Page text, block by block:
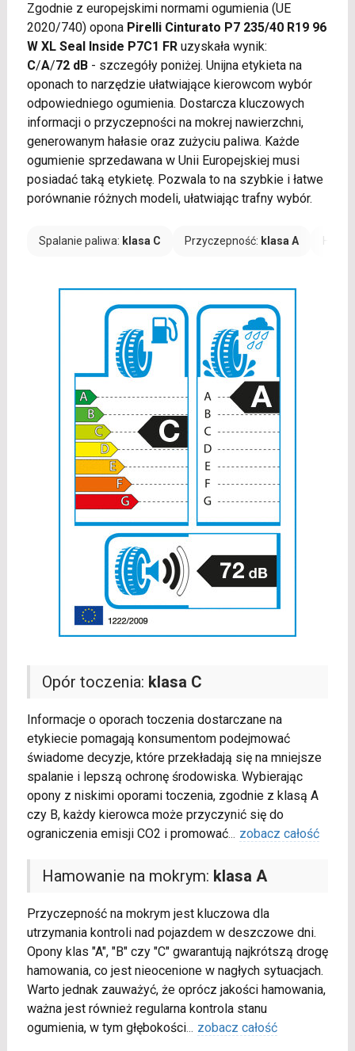
Zgodnie z europejskimi normami ogumienia (UE
2020/740) opona Pirelli Cinturato P7 235/40 R19 96
W XL Seal Inside P7C1 FRuzyskała wynik:
C/A/72 dB- szczegóły poniżej. Unijna etykieta na
oponach to narzędzie ułatwiające kierowcom wybór
odpowiedniego ogumienia. Dostarcza kluczowych
informacji o przyczepności na mokrej nawierzchni,
generowanym hałasie oraz zużyciu paliwa. Każde
ogumienie sprzedawana w Unii Europejskiej musi
posiadać taką etykietę. Pozwala to na szybkie i łatwe
porównanie różnych modeli, ułatwiając trafny wybór.
Spalanie paliwa: klasa C Przyczepność: klasa A
Opór toczenia: klasa C
Informacje o oporach toczenia dostarczane na
etykiecie pomagają konsumentom podejmować
świadome decyzje, które przekładają się na mniejsze
spalanie i lepszą ochronę środowiska. Wybierając
opony z niskimi oporami toczenia, zgodnie z klasą A
czy B, każdy kierowca może przyczynić się do
ograniczenia emisji CO2 i promować... zobacz całość
Hamowanie na mokrym: klasa A
Przyczepność na mokrym jest kluczowa dla
utrzymania kontroli nad pojazdem w deszczowe dni.
Opony klas "A", "B" czy "C" gwarantują najkrótszą drogę
hamowania, co jest nieocenione w nagłych sytuacjach.
Warto jednak zauważyć, że oprócz jakości hamowania,
ważna jest również regularna kontrola stanu
ogumienia, w tym głębokości... zobacz całość